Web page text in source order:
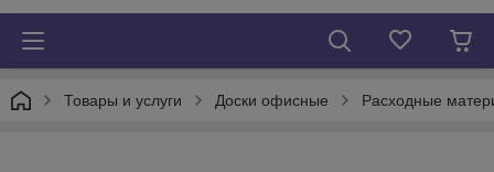
Товары и услуги Доски офисные Расходные